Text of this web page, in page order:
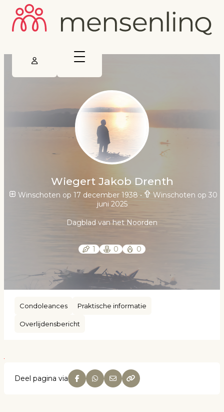
Wiegert Jakob Drenth
Winschoten op 17 december 1938•
Winschoten op 30
juni 2025
Dagblad van het Noorden
1 0 0
Condoleances Praktische informatie
Overlijdensbericht
Deel pagina via